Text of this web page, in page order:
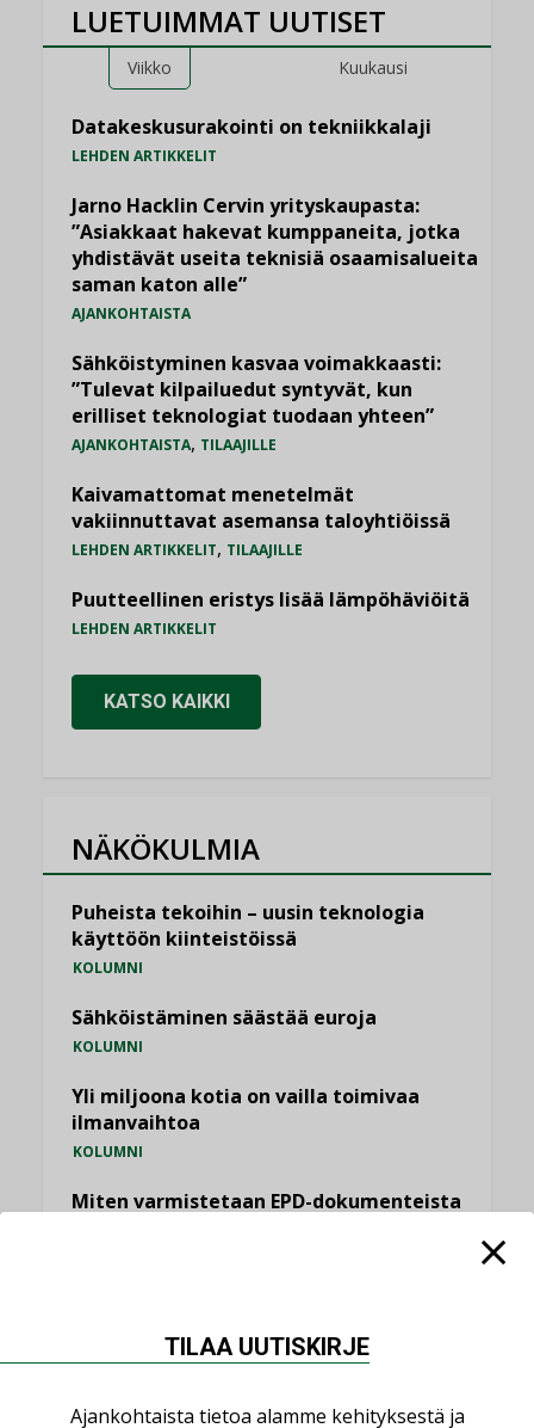
LUETUIMMAT UUTISET
Viikko Kuukausi
Datakeskusurakointi on tekniikkalaji
LEHDEN ARTIKKELIT
Jarno Hacklin Cervin yrityskaupasta:
”Asiakkaat hakevat kumppaneita, jotka
yhdistävät useita teknisiä osaamisalueita
saman katon alle”
AJANKOHTAISTA
Sähköistyminen kasvaa voimakkaasti:
”Tulevat kilpailuedut syntyvät, kun
erilliset teknologiat tuodaan yhteen”
AJANKOHTAISTA, TILAAJILLE
Kaivamattomat menetelmät
vakiinnuttavat asemansa taloyhtiöissä
LEHDEN ARTIKKELIT, TILAAJILLE
Puutteellinen eristys lisää lämpöhäviöitä
LEHDEN ARTIKKELIT
KATSO KAIKKI
NÄKÖKULMIA
Puheista tekoihin – uusin teknologia
käyttöön kiinteistöissä
KOLUMNI
Sähköistäminen säästää euroja
KOLUMNI
Yli miljoona kotia on vailla toimivaa
ilmanvaihtoa
KOLUMNI
Miten varmistetaan EPD-dokumenteista
jämähtänyt ajassa paikalleen
MIELIPIDE
TILAA UUTISKIRJE
Ajankohtaista tietoa alamme kehityksestä ja